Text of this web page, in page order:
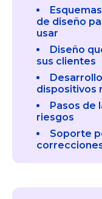
de diseño
usar
Diseño
sus clientes
dispositivos
Pasos de
riesgos
Soporte